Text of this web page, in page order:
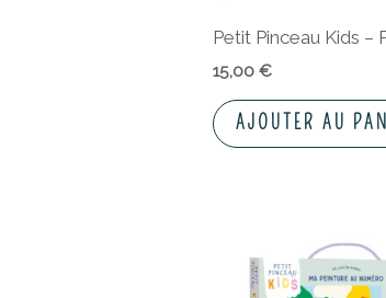
Petit Pinceau Kids –
15,00€
AJOUTER AU